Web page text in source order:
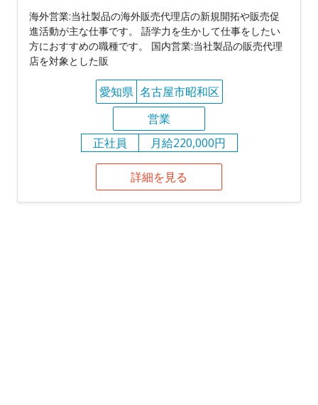
海外営業:当社製品の海外販売代理店の新規開拓や販売促
進活動が主な仕事です。 語学力を生かして仕事をしたい
方におすすめの職種です。 国内営業:当社製品の販売代理
店を対象とした販
愛知県 名古屋市昭和区
営業
正社員
月給220,000円
詳細を見る